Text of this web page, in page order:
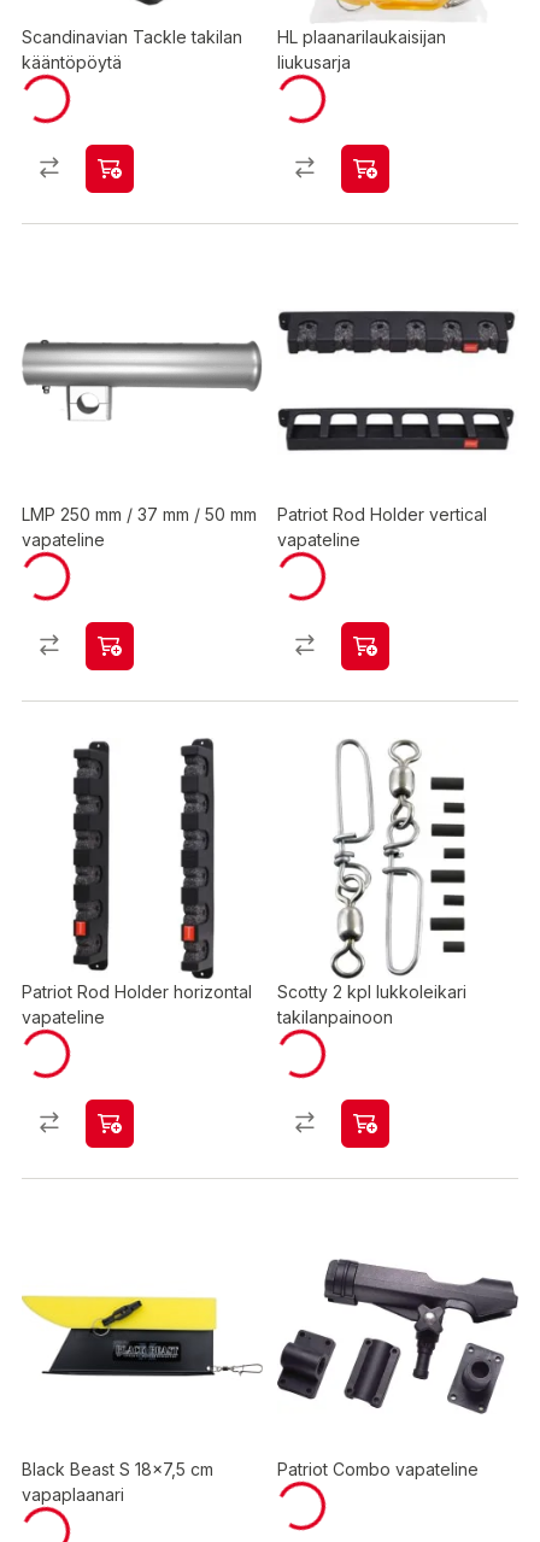
Scandinavian Tackle takilan
kääntöpöytä
HL plaanarilaukaisijan
liukusarja
LMP 250 mm / 37 mm / 50 mm
vapateline
Patriot Rod Holder vertical
vapateline
Patriot Rod Holder horizontal
vapateline
Scotty 2 kpl lukkoleikari
takilanpainoon
Black Beast S 18x7,5 cm
vapaplaanari
Patriot Combo vapateline